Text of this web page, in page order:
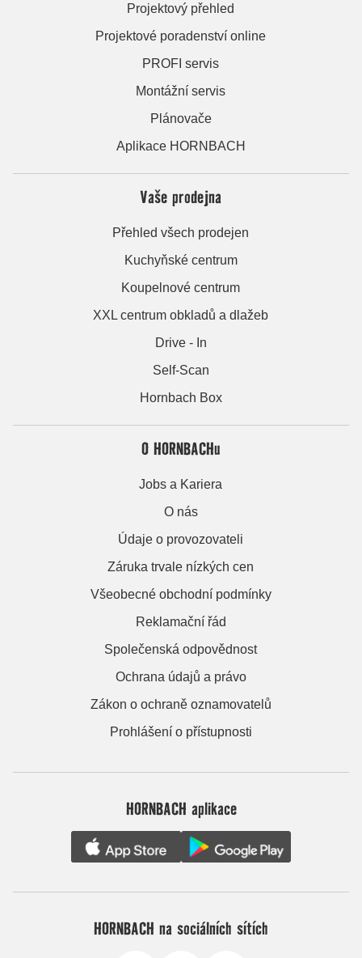
Projektový přehled
Projektové poradenství online
PROFI servis
Montážní servis
Plánovače
Aplikace HORNBACH
Vaše prodejna
Přehled všech prodejen
Kuchyňské centrum
Koupelnové centrum
XXL centrum obkladů a dlažeb
Drive - In
Self-Scan
Hornbach Box
O HORNBACHu
Jobs a Kariera
O nás
Údaje o provozovateli
Záruka trvale nízkých cen
Všeobecné obchodní podmínky
Reklamační řád
Společenská odpovědnost
Ochrana údajů a právo
Zákon o ochraně oznamovatelů
Prohlášení o přístupnosti
HORNBACH aplikace
HORNBACH na sociálních sítích